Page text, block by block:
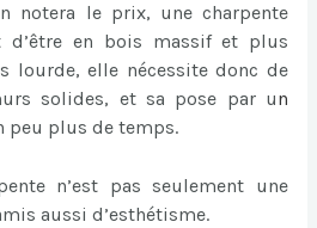
notera le prix, une charpente
en bois massif et plus
lourde, elle nécessite donc de
solides, et sa pose par un
peu plus de temps.
n’est pas seulement une
aussi d’esthétisme.